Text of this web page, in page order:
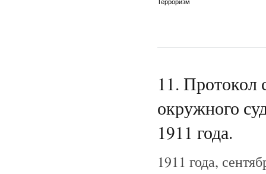
11. Протокол
окружного
1911 года.
1911 года,